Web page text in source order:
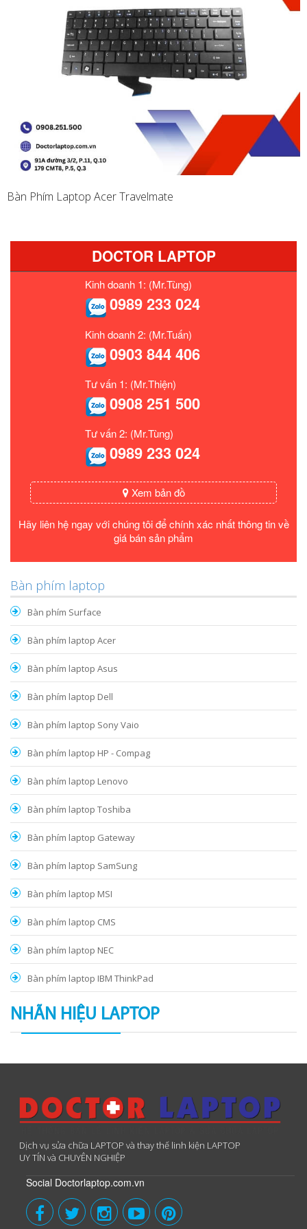
Bàn Phím Laptop Acer Travelmate
DOCTOR LAPTOP
Kinh doanh 1: (Mr.Tùng)
0989 233 024
Kinh doanh 2: (Mr.Tuấn)
0903 844 406
Tư vấn 1: (Mr.Thiện)
0908 251 500
Tư vấn 2: (Mr.Tùng)
0989 233 024
Xem bản đồ
Hãy liên hệ ngay với chúng tôi để chính xác nhất thông tin về
giá bán sản phẩm
Bàn phím laptop
Bàn phím Surface
Bàn phím laptop Acer
Bàn phím laptop Asus
Bàn phím laptop Dell
Bàn phím laptop Sony Vaio
Bàn phím laptop HP - Compag
Bàn phím laptop Lenovo
Bàn phím laptop Toshiba
Bàn phím laptop Gateway
Bàn phím laptop SamSung
Bàn phím laptop MSI
Bàn phím laptop CMS
Bàn phím laptop NEC
Bàn phím laptop IBM ThinkPad
NHÃN HIỆU LAPTOP
Dịch vụ sửa chữa LAPTOP và thay thế linh kiện LAPTOP
UY TÍN và CHUYÊN NGHIỆP
Social Doctorlaptop.com.vn